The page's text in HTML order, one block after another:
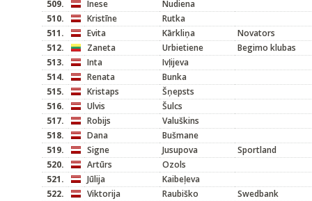
509.
Inese
Nudiena
510.
Kristīne
Rutka
511.
Evita Kārkliņa
Novators
512.
Zaneta Urbietiene
Begimo klubas
513.
Inta
Ivļijeva
514.
Renata
Bunka
515.
Kristaps
Šņepsts
516.
Ulvis
Šulcs
517.
Robijs
Valuškins
518.
Dana
Bušmane
519.
Signe Jusupova
Sportland
520.
Artūrs
Ozols
521.
Jūlija
Kaibeļeva
522.
Viktorija Raubiško
Swedbank